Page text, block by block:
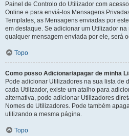
Painel de Controlo do Utilizador com
Online e para enviá-los Mensagens
Templates, as Mensagens enviadas por
em destaque. Se adicionar um Utilizador
qualquer mensagem enviada por ele, será
Topo
Como posso Adicionar/apagar de minha
Pode adicionar Utilizadores na sua lista de
cada Utilizador, existe um atalho para
alternativa, pode adicionar Utilizadores
Nomes de Utilizadores. Pode também
utilizando a mesma página.
Topo